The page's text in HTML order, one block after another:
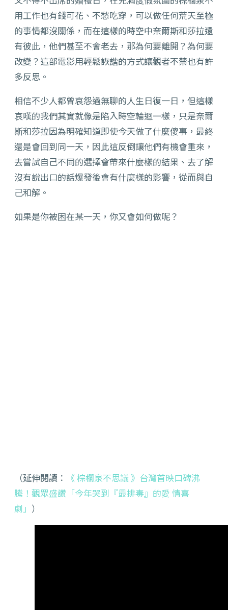
用工作也有錢可花、不愁吃穿，可以做任何荒天至極
的事情都沒關係，而在這樣的時空中奈爾斯和莎拉還
有彼此，他們甚至不會老去，那為何要離開？為何要
改變？這部電影用輕鬆詼諧的方式讓觀者不禁也有許
多反思。
相信不少人都曾哀怨過無聊的人生日復一日，但這樣
哀嘆的我們其實就像是陷入時空輪迴一樣，只是奈爾
斯和莎拉因為明確知道即使今天做了什麼傻事，最終
還是會回到同一天，因此這反倒讓他們有機會重來，
去嘗試自己不同的選擇會帶來什麼樣的結果、去了解
沒有說出口的話爆發後會有什麼樣的影響，從而與自
己和解。
如果是你被困在某一天，你又會如何做呢？
（延伸閱讀：
《 棕櫚泉不思議 》台灣首映口碑沸
騰！觀眾盛讚「今年哭到『最排毒』的愛 情喜
劇」 ）